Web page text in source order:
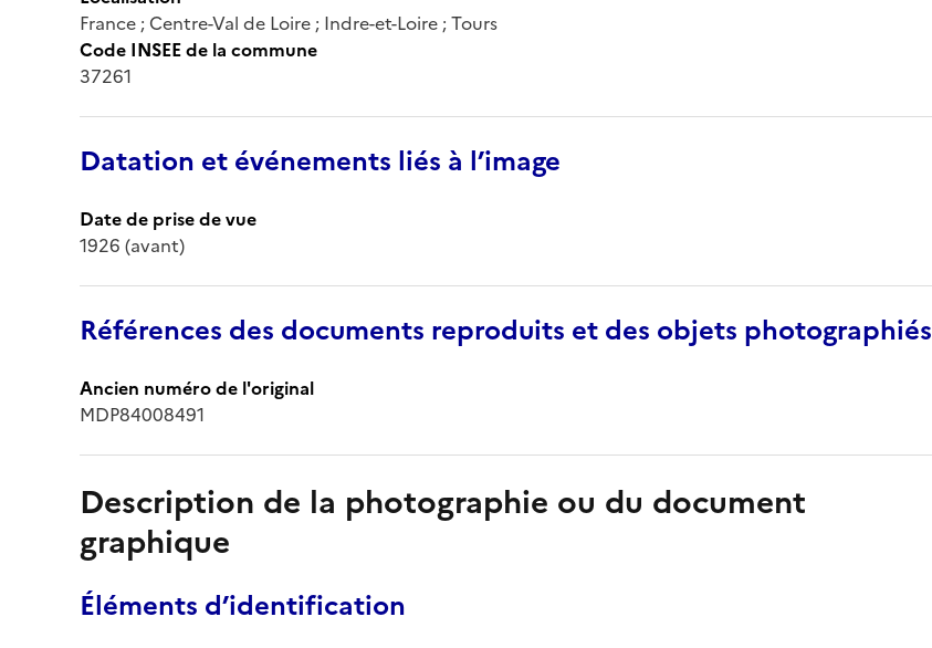
France ; Centre-Val de Loire ; Indre-et-Loire ; Tours
Code INSEE de la commune
37261
Datation et événements liés à l’image
Date de prise de vue
1926 (avant)
Références des documents reproduits et des objets photographiés
Ancien numéro de l'original
MDP84008491
Description de la photographie ou du document
graphique
Éléments d’identification